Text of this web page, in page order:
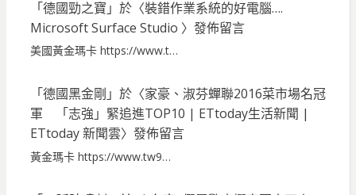
「德國勁之寶 」於〈裝錯作業系統的好電腦….
Microsoft Surface Studio 〉發佈留言
美國黃金瑪卡 https://www.t…
「德國黑金剛 」於〈家豪、淑芬蟬聯2016菜市場名冠
軍 「志強」緊追進TOP10 | ETtoday生活新聞 |
ETtoday 新聞雲〉發佈留言
黃金瑪卡 https://www.tw9…